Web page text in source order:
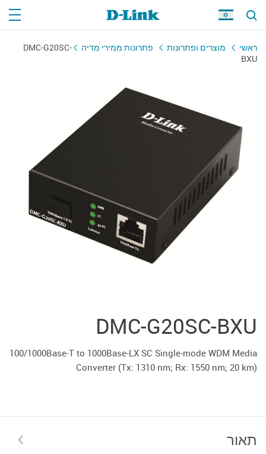
ראשי מוצרים ופתרונות פתרונות ממירי מדיה
DMC-G20SC-
BXU
DMC-G20SC-BXU
100/1000Base-T to 1000Base-LX SC Single-mode WDM Media
Converter (Тx: 1310 nm; Rx: 1550 nm; 20 km)
תאור